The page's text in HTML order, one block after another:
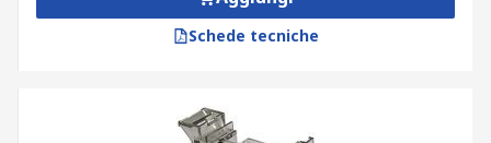
Schede tecniche